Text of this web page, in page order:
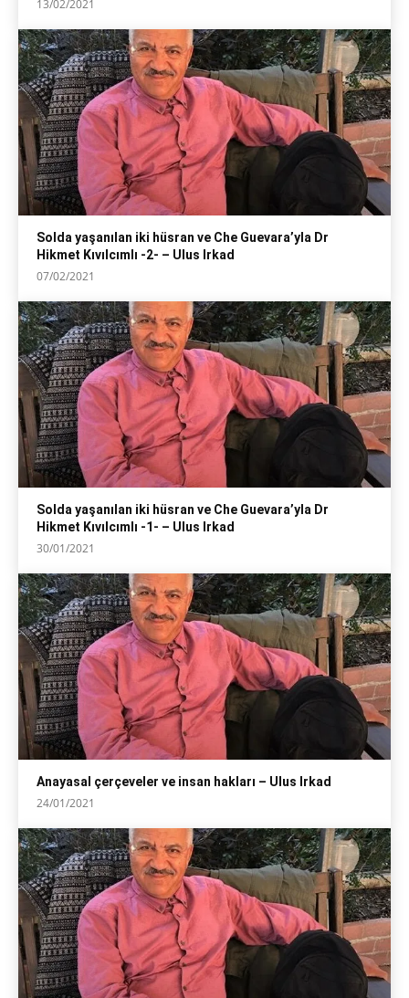
13/02/2021
Solda yaşanılan iki hüsran ve Che Guevara’yla Dr
Hikmet Kıvılcımlı -2- – Ulus Irkad
07/02/2021
Solda yaşanılan iki hüsran ve Che Guevara’yla Dr
Hikmet Kıvılcımlı -1- – Ulus Irkad
30/01/2021
Anayasal çerçeveler ve insan hakları – Ulus Irkad
24/01/2021